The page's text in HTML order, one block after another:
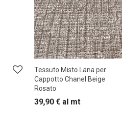
Tessuto Misto Lana per
Cappotto Chanel Beige
Rosato
39,90€ al mt